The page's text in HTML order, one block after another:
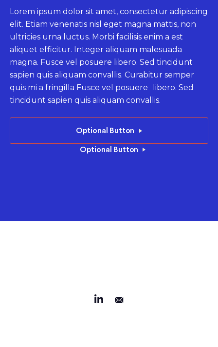
Lorem ipsum dolor sit amet, consectetur adipiscing
elit. Etiam venenatis nisl eget magna mattis, non
ultricies urna luctus. Morbi facilisis enim a est
aliquet efficitur. Integer aliquam malesuada
magna. Fusce vel posuere libero. Sed tincidunt
sapien quis aliquam convallis. Curabitur semper
quis mi a fringilla Fusce vel posuere libero. Sed
tincidunt sapien quis aliquam convallis.
Optional Button
Optional Button
Lorem ipsum dolor sit amet, consectetur adipiscing
elit. Etiam venenatis nisl eget magna mattis, non
ultricies urna luctus. Morbi facilisis enim a est
aliquet efficitur. Integer aliquam malesuada
magna. Fusce vel posuere libero. Sed tincidunt
sapien quis aliquam convallis. Curabitur semper
quis mi a fringilla Fusce vel posuere libero. Sed
tincidunt sapien quis aliquam convallis.
Read More
Optional Button
Lorem ipsum dolor sit amet, consectetur adipiscing
elit. Etiam venenatis nisl eget magna mattis, non
ultricies urna luctus. Morbi facilisis enim a est
aliquet efficitur. Integer aliquam malesuada
magna. Fusce vel posuere libero. Sed tincidunt
sapien quis aliquam convallis. Curabitur semper
quis mi a fringilla Fusce vel posuere libero. Sed
tincidunt sapien quis aliquam convallis.
Optional Button
Optional Button